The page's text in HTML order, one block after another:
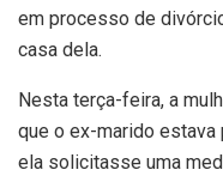
em processo de
casa dela.
Nesta terça-feira, a
que o ex-marido
ela solicitasse uma